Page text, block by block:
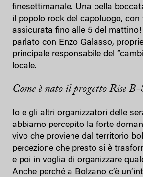
finesettimanale. Una bella
il popolo rock del capoluogo,
assicurata fino alle 5 del
parlato con Enzo Galasso,
principale responsabile del
locale.
Come è nato il progetto Rise B-
Io e gli altri organizzatori delle
abbiamo percepito la forte
vivo che proviene dal territorio
percezione che presto si è
e poi in voglia di organizzare
Anche perché a Bolzano c’è